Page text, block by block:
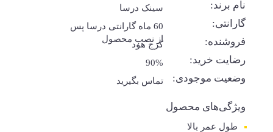
نام برند: سینک درسا
گارانتی:
60 ماه گارانتی درسا پس
از نصب محصول
فروشنده: کرج هود
رضایت خرید: 90%
وضعیت موجودی: تماس بگیرید
ویژگی‌های محصول
طول عمر بالا